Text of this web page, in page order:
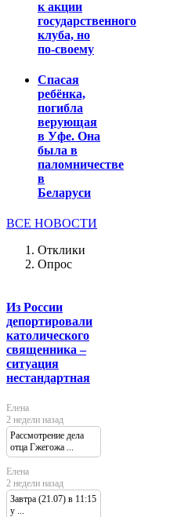
к акции
государственного
клуба, но
по-своему
Спасая
ребёнка,
погибла
верующая
в Уфе. Она
была в
паломничестве
в
Беларуси
ВСЕ НОВОСТИ
Отклики
Опрос
Из России
депортировали
католического
священника –
ситуация
нестандартная
Елена
2 недели назад
Рассмотрение дела
отца Гжегожа ...
Елена
2 недели назад
Завтра (21.07) в 11:15
у ...